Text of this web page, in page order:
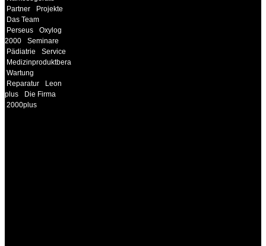
Partner
Projekte
Das Team
Perseus
Oxylog
2000
Seminare
Pädiatrie
Service
Medizinproduktberater
Wartung
Reparatur
Leon
plus
Die Firma
2000plus